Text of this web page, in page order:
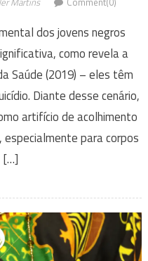
dos jovens negros
como revela a
Saúde (2019) – eles têm
Diante desse cenário,
artifício de acolhimento
para corpos
[…]